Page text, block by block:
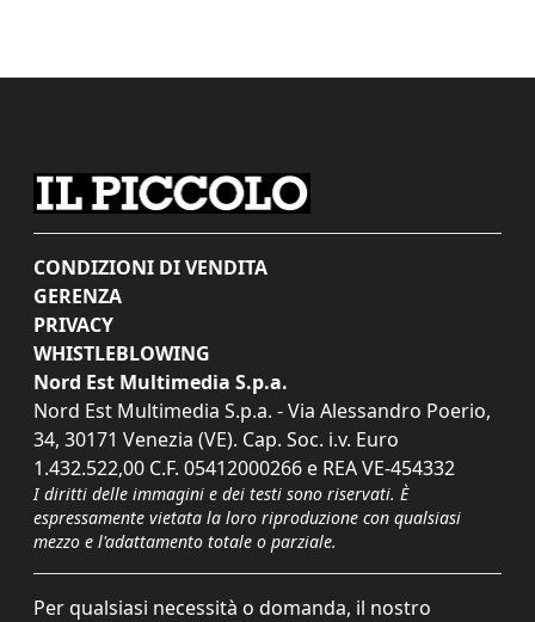
CONDIZIONI DI VENDITA
GERENZA
PRIVACY
WHISTLEBLOWING
Nord Est Multimedia S.p.a.
Nord Est Multimedia S.p.a. - Via Alessandro Poerio,
34, 30171 Venezia (VE). Cap. Soc. i.v. Euro
1.432.522,00 C.F. 05412000266 e REA VE-454332
I diritti delle immagini e dei testi sono riservati. È
espressamente vietata la loro riproduzione con qualsiasi
mezzo e l'adattamento totale o parziale.
Per qualsiasi necessità o domanda, il nostro